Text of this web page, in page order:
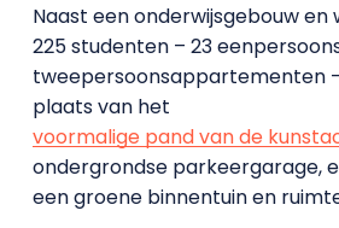
Naast een onderwijsgebouw en
225 studenten – 23
tweepersoonsappartementen
plaats van het
voormalige pand van de
ondergrondse parkeergarage,
een groene binnentuin en